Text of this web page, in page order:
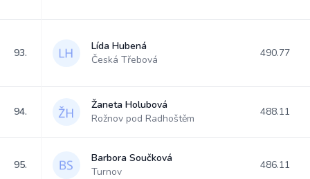
93.
Lída Hubená
Česká Třebová
490.77
94.
Žaneta Holubová
Rožnov pod Radhoštěm
488.11
95.
Barbora Součková
Turnov
486.11